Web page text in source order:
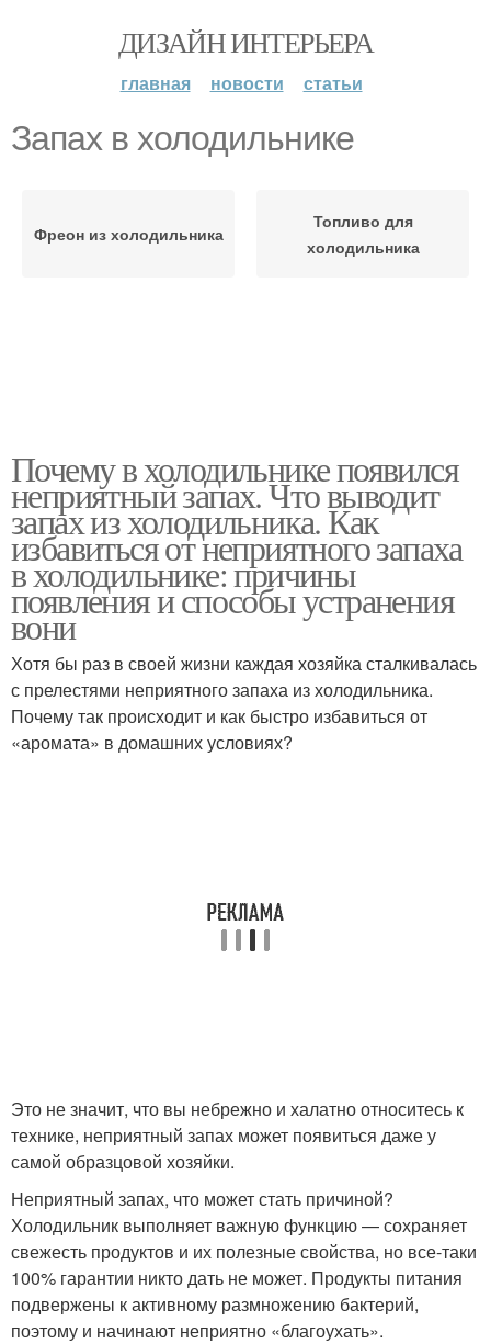
ДИЗАЙН ИНТЕРЬЕРА
главная новости статьи
Запах в холодильнике
Фреон из холодильника
Топливо для
холодильника
Почему в холодильнике появился
неприятный запах. Что выводит
запах из холодильника. Как
избавиться от неприятного запаха
в холодильнике: причины
появления и способы устранения
вони
Хотя бы раз в своей жизни каждая хозяйка сталкивалась
с прелестями неприятного запаха из холодильника.
Почему так происходит и как быстро избавиться от
«аромата» в домашних условиях?
Это не значит, что вы небрежно и халатно относитесь к
технике, неприятный запах может появиться даже у
самой образцовой хозяйки.
Неприятный запах, что может стать причиной?
Холодильник выполняет важную функцию — сохраняет
свежесть продуктов и их полезные свойства, но все-таки
100% гарантии никто дать не может. Продукты питания
подвержены к активному размножению бактерий,
поэтому и начинают неприятно «благоухать».